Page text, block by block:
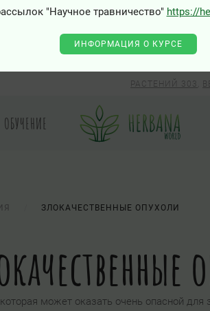
"Научное травничество" https://
ИНФОРМАЦИЯ О КУРСЕ
РАСТЕНИЙ 303
ОБУЧЕНИЕ
ЗЛОКАЧЕСТВЕННЫЕ ОПУХОЛИ
может оказать очень опасной